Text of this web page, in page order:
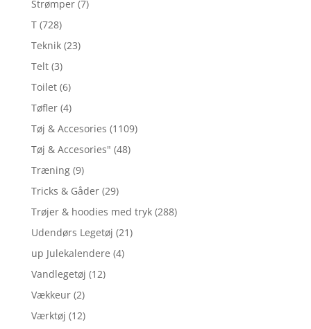
Strømper (7)
T (728)
Teknik (23)
Telt (3)
Toilet (6)
Tøfler (4)
Tøj & Accesories (1109)
Tøj & Accesories" (48)
Træning (9)
Tricks & Gåder (29)
Trøjer & hoodies med tryk (288)
Udendørs Legetøj (21)
up Julekalendere (4)
Vandlegetøj (12)
Vækkeur (2)
Værktøj (12)